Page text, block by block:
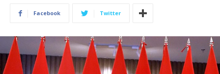
Facebook Twitter